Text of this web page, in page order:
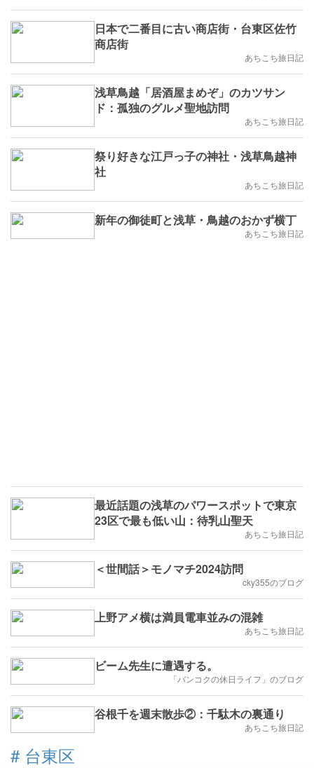
日本で二番目に古い商店街・台東区佐竹
商店街
あちこち旅日記
浅草鳥越「居酒屋まめぞ」のカツサン
ド：孤独のグルメ聖地訪問
あちこち旅日記
祭り好きな江戸っ子の神社・浅草鳥越神
社
あちこち旅日記
新年の御徒町と浅草・鳥越のおかず横丁
あちこち旅日記
最近話題の浅草のパワースポットで東京
23区で最も低い山：待乳山聖天
あちこち旅日記
＜世間話＞モノマチ2024訪問
cky355のブログ
上野アメ横は満員電車並みの混雑
あちこち旅日記
ビーム先生に遭遇する。
「バンコクの休日ライフ」のブログ
谷根千を週末散歩②：千駄木の裏通り
あちこち旅日記
# 台東区